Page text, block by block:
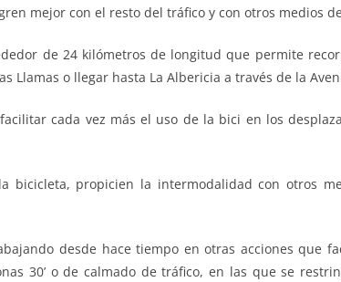
mejor con el resto del tráfico y con otros medios
de 24 kilómetros de longitud que permite
o llegar hasta La Albericia a través de la
cada vez más el uso de la bici en los
bicicleta, propicien la intermodalidad con otros
desde hace tiempo en otras acciones que
30’ o de calmado de tráfico, en las que se